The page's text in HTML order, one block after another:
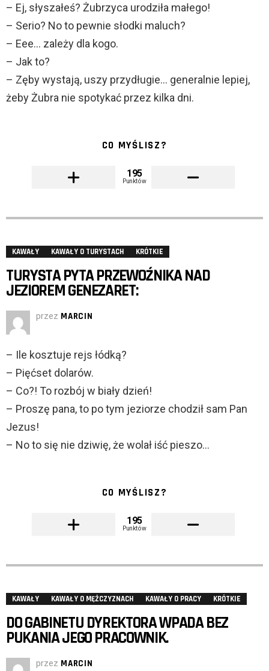
– Ej, słyszałeś? Żubrzyca urodziła małego!
– Serio? No to pewnie słodki maluch?
– Eee… zależy dla kogo.
– Jak to?
– Zęby wystają, uszy przydługie… generalnie lepiej,
żeby Żubra nie spotykać przez kilka dni.
CO MYŚLISZ?
195
Punktów
KAWAŁY KAWAŁY O TURYSTACH KRÓTKIE
TURYSTA PYTA PRZEWOŹNIKA NAD
JEZIOREM GENEZARET:
przez MARCIN
– Ile kosztuje rejs łódką?
– Pięćset dolarów.
– Co?! To rozbój w biały dzień!
– Proszę pana, to po tym jeziorze chodził sam Pan
Jezus!
– No to się nie dziwię, że wolał iść pieszo…
CO MYŚLISZ?
195
Punktów
KAWAŁY KAWAŁY O MĘŻCZYZNACH KAWAŁY O PRACY KRÓTKIE
DO GABINETU DYREKTORA WPADA BEZ
PUKANIA JEGO PRACOWNIK.
przez MARCIN